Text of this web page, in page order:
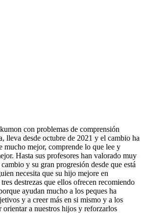
con problemas de comprensión
lleva desde octubre de 2021 y el cambio ha
mucho mejor, comprende lo que lee y
Hasta sus profesores han valorado muy
y su gran progresión desde que está
necesita que su hijo mejore en
destrezas que ellos ofrecen recomiendo
ayudan mucho a los peques ha
y a creer más en si mismo y a los
orientar a nuestros hijos y reforzarlos